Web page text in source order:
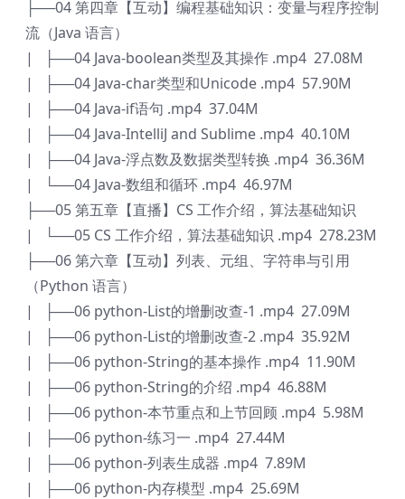
├──04 第四章【互动】编程基础知识：变量与程序控制
流（Java 语言）
| ├──04 Java-boolean类型及其操作 .mp4 27.08M
| ├──04 Java-char类型和Unicode .mp4 57.90M
| ├──04 Java-if语句 .mp4 37.04M
| ├──04 Java-IntelliJ and Sublime .mp4 40.10M
| ├──04 Java-浮点数及数据类型转换 .mp4 36.36M
| └──04 Java-数组和循环 .mp4 46.97M
├──05 第五章【直播】CS 工作介绍，算法基础知识
| └──05 CS 工作介绍，算法基础知识 .mp4 278.23M
├──06 第六章【互动】列表、元组、字符串与引用
（Python 语言）
| ├──06 python-List的增删改查-1 .mp4 27.09M
| ├──06 python-List的增删改查-2 .mp4 35.92M
| ├──06 python-String的基本操作 .mp4 11.90M
| ├──06 python-String的介绍 .mp4 46.88M
| ├──06 python-本节重点和上节回顾 .mp4 5.98M
| ├──06 python-练习一 .mp4 27.44M
| ├──06 python-列表生成器 .mp4 7.89M
| ├──06 python-内存模型 .mp4 25.69M